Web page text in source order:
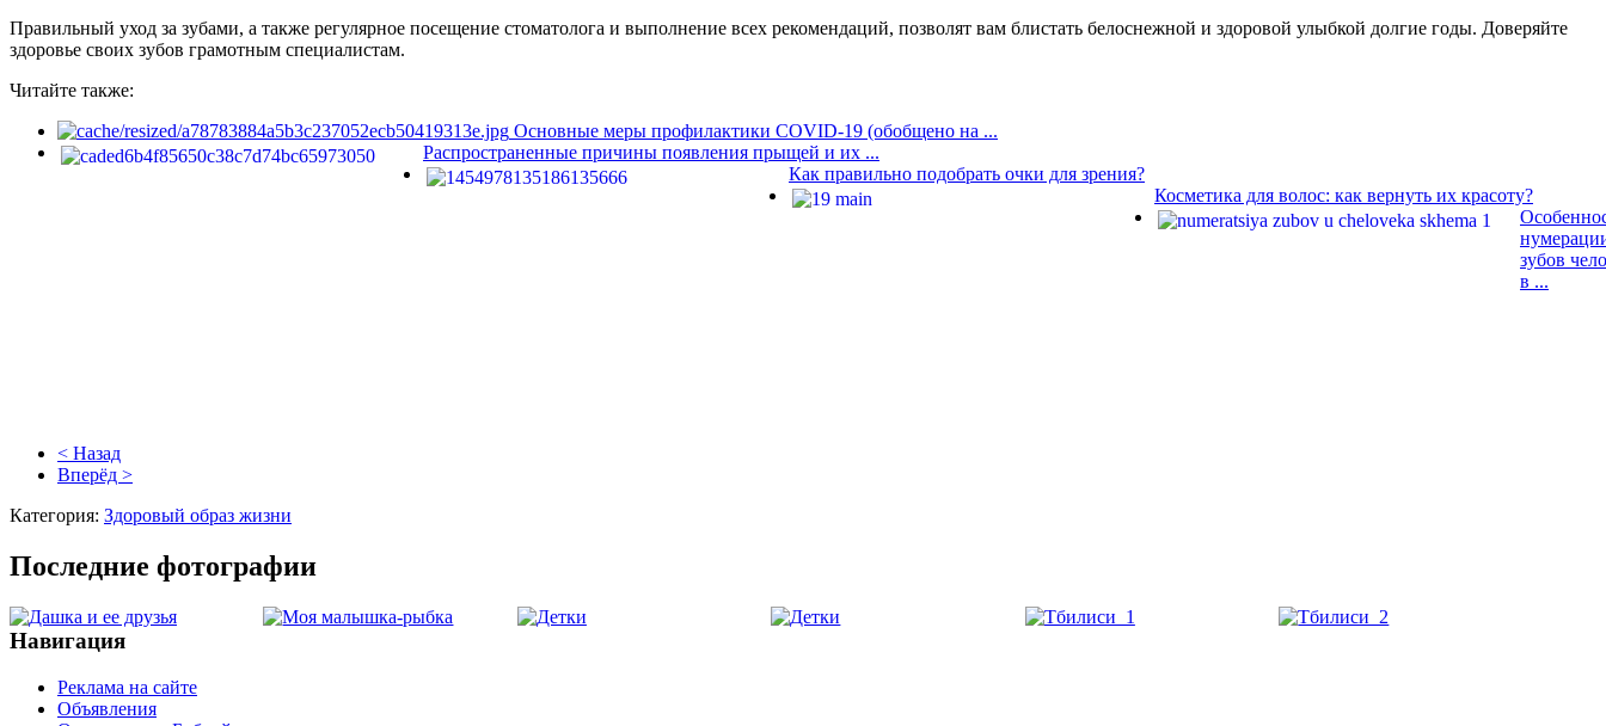
Правильный уход за зубами, а также регулярное посещение стоматолога и выполнение всех рекомендаций, позволят вам блистать белоснежной и здоровой улыбкой долгие годы. Доверяйте
здоровье своих зубов грамотным специалистам.
Читайте также:
Основные меры профилактики COVID-19 (обобщено на ...
Распространенные причины появления прыщей и их ...
Как правильно подобрать очки для зрения?
Косметика для волос: как вернуть их красоту?
зубов
в ...
< Назад
Вперёд >
Категория: Здоровый образ жизни
Последние фотографии
Навигация
Реклама на сайте
Объявления